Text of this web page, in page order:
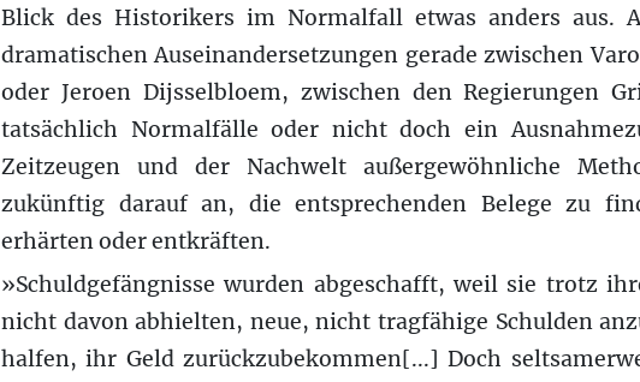
Blick des Historikers im Normalfall etwas anders aus.
dramatischen Auseinandersetzungen gerade zwischen
oder Jeroen Dijsselbloem, zwischen den Regierungen
tatsächlich Normalfälle oder nicht doch ein
Zeitzeugen und der Nachwelt außergewöhnliche
zukünftig darauf an, die entsprechenden Belege zu
erhärten oder entkräften.
»Schuldgefängnisse wurden abgeschafft, weil sie trotz
nicht davon abhielten, neue, nicht tragfähige Schulden
halfen, ihr Geld zurückzubekommen[...] Doch